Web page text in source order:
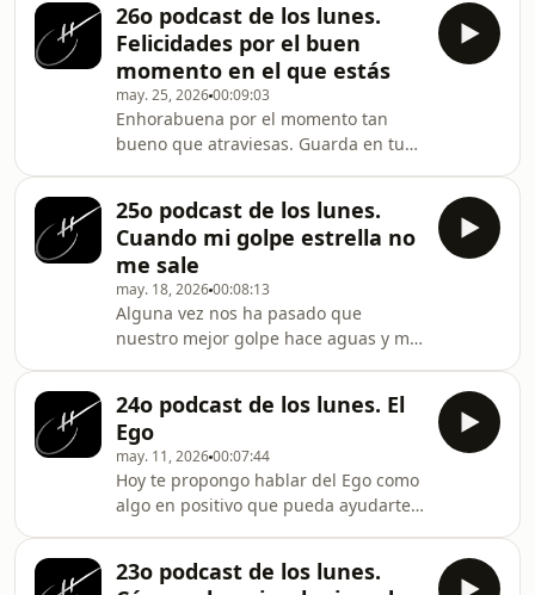
26o podcast de los lunes.
Felicidades por el buen
momento en el que estás
may. 25, 202600:09:03
Enhorabuena por el momento tan
bueno que atraviesas. Guarda en tu
viviendo ahora mismo para
rescatarlos cuando estés en un
momento regular
25o podcast de los lunes.
Cuando mi golpe estrella no
me sale
may. 18, 202600:08:13
Alguna vez nos ha pasado que
nuestro mejor golpe hace aguas y me
24o podcast de los lunes. El
Ego
may. 11, 202600:07:44
Hoy te propongo hablar del Ego como
algo en positivo que pueda ayudarte
23o podcast de los lunes.